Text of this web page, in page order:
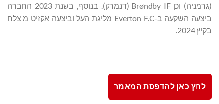
(גרמניה) וכן Brøndby IF (דנמרק). בנוסף, בשנת 2023 החברה
ביצעה השקעה ב-Everton F.C מליגת העל וביצעה אקזיט מוצלח
בקיץ 2024.
לחץ כאן להדפסת המאמר